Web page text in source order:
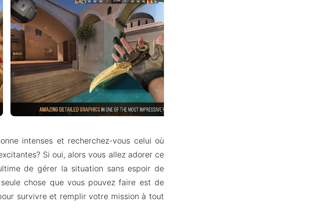
intenses et recherchez-vous celui où
Si oui, alors vous allez adorer ce
de gérer la situation sans espoir de
chose que vous pouvez faire est de
survivre et remplir votre mission à tout